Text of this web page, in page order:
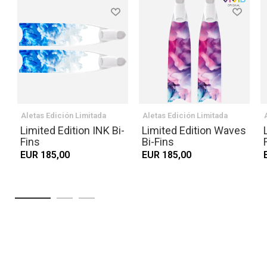
Aletas Edición Limitada
Limited Edition INK Bi-
Fins
EUR 185,00
Aletas Edición Limitada
Limited Edition Waves
Bi-Fins
EUR 185,00